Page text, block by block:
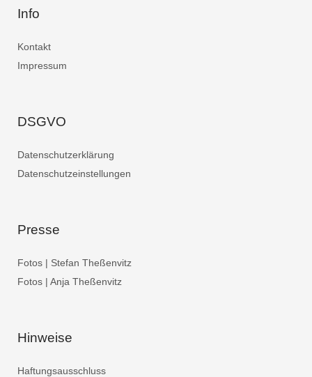
Info
Kontakt
Impressum
DSGVO
Datenschutzerklärung
Datenschutzeinstellungen
Presse
Fotos | Stefan Theßenvitz
Fotos | Anja Theßenvitz
Hinweise
Haftungsausschluss